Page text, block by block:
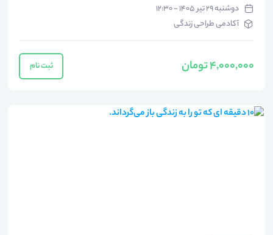
دوشنبه ۲۹ تیر ۱۴۰۵ - ۱۲:۳۰
آکادمی طراحی زندگی
4,000,000 تومان ثبت نام